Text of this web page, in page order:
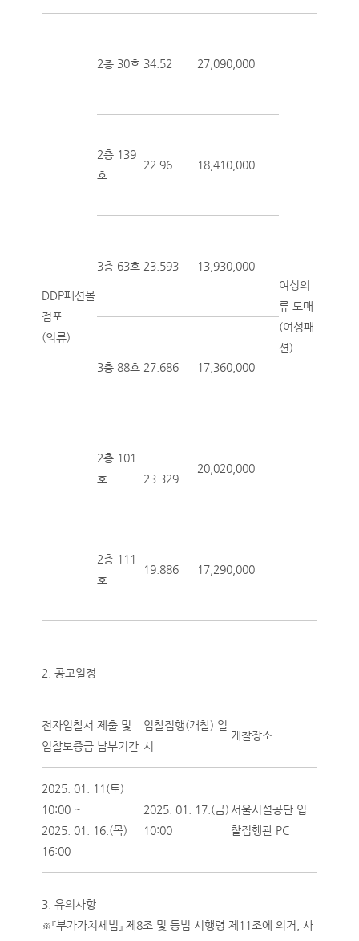
DDP패션몰
점포
(의류)
2층 30호 34.52 27,090,000
여성의
류 도매
(여성패
션)
2층 139
호
22.96 18,410,000
3층 63호 23.593 13,930,000
3층 88호 27.686 17,360,000
2층 101
호
23.329
20,020,000
2층 111
호
19.886 17,290,000
2. 공고일정
전자입찰서 제출 및
입찰보증금 납부기간
입찰집행(개찰) 일
시
개찰장소
2025. 01. 11(토)
10:00 ~
2025. 01. 16.(목)
16:00
2025. 01. 17.(금)
10:00
서울시설공단 입
찰집행관 PC
3. 유의사항
※『부가가치세법』 제8조 및 동법 시행령 제11조에 의거, 사